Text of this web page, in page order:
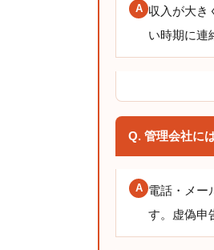
A 収入が大き
い時期に連
Q. 管理会社に
A 電話・メー
す。虚偽申